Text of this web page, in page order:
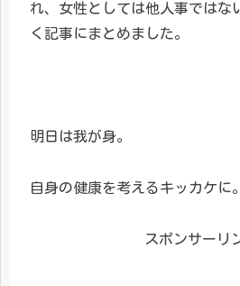
れ、女性としては他人事ではな
く記事にまとめました。
明日は我が身。
自身の健康を考えるキッカケに。
スポンサーリ